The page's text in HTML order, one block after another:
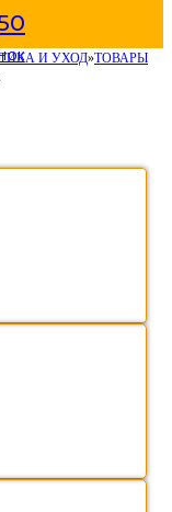
И УХОД»ТОВАРЫ